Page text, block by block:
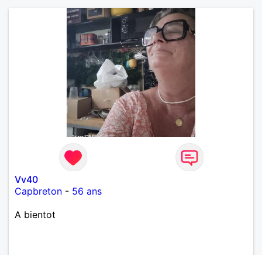
Vv40
Capbreton - 56 ans
A bientot